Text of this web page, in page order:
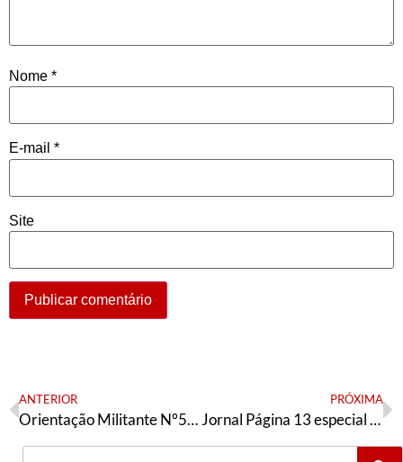
Nome *
E-mail *
Site
ANTERIOR
Orientação Militante N°508 (25 de novembro de 2025)
PRÓXIMA
Jornal Página 13 especial Rio Grande do Sul